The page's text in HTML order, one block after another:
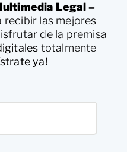
Legal –
recibir las mejores
de la premisa
totalmente
ya!